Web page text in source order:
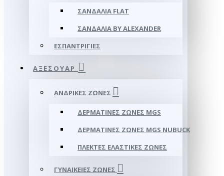
ΣΑΝΔΆΛΙΑ FLAT
ΣΑΝΔΆΛΙΑ BY ALEXANDER
ΕΣΠΑΝΤΡΊΓΙΕΣ
ΑΞΕΣΟΥΑΡ
ΑΝΔΡΙΚΈΣ ΖΏΝΕΣ
ΔΕΡΜΆΤΙΝΕΣ ΖΏΝΕΣ MGS
ΔΕΡΜΆΤΙΝΕΣ ΖΏΝΕΣ MGS NUBUCK
ΠΛΕΚΤΈΣ ΕΛΑΣΤΙΚΈΣ ΖΏΝΕΣ
ΓΥΝΑΙΚΕΊΕΣ ΖΏΝΕΣ